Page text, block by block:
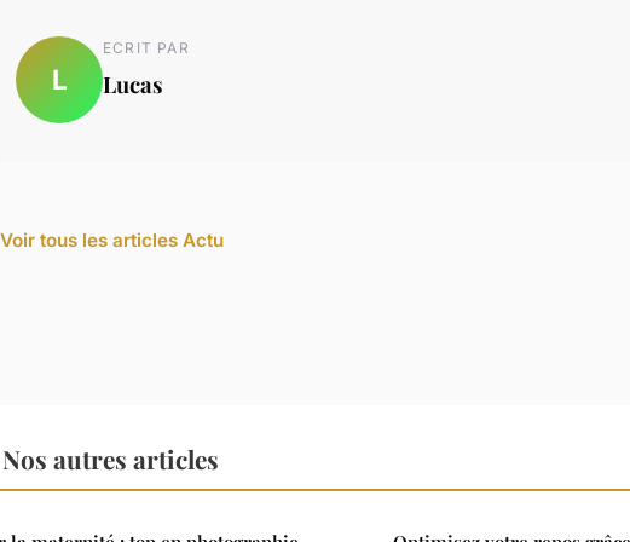
L
ECRIT PAR
Lucas
tous les articles Actu
autres articles